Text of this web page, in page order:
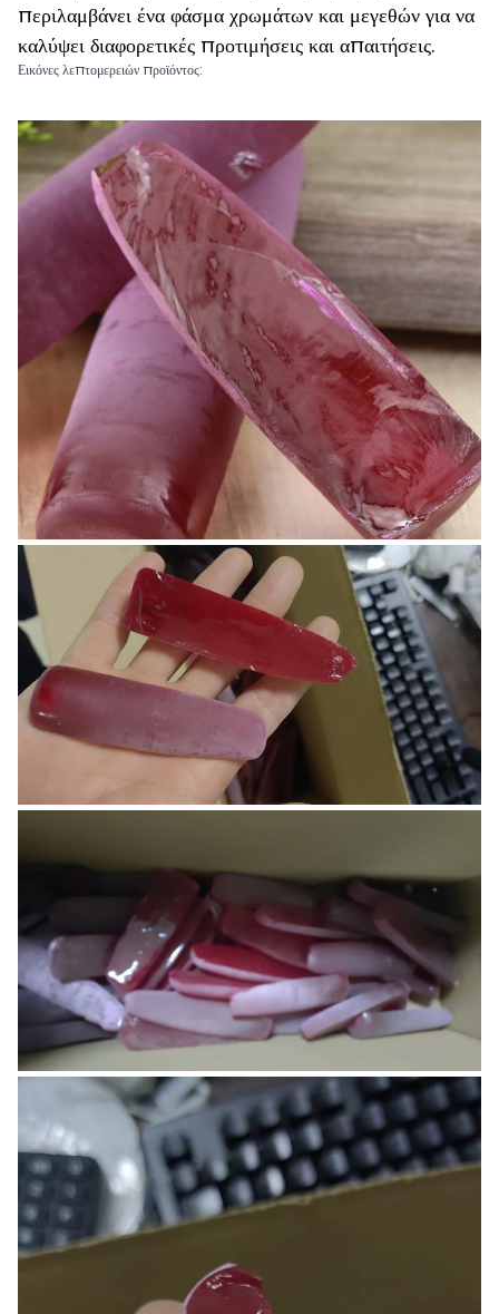
περιλαμβάνει ένα φάσμα χρωμάτων και μεγεθών για να
καλύψει διαφορετικές προτιμήσεις και απαιτήσεις.
Εικόνες λεπτομερειών προϊόντος: